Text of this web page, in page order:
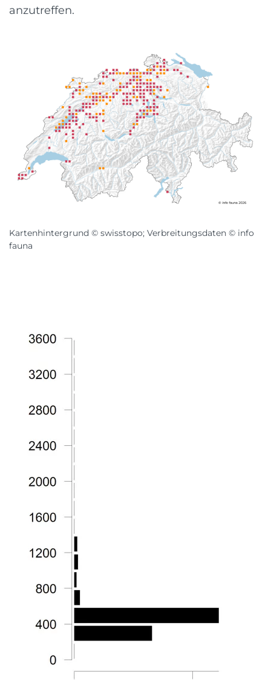
anzutreffen.
Kartenhintergrund © swisstopo; Verbreitungsdaten © info
fauna